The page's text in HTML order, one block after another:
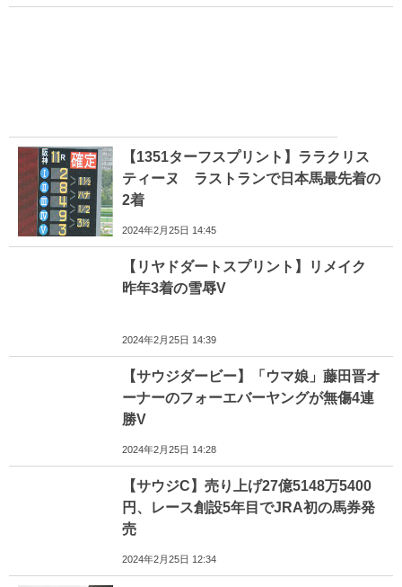
【1351ターフスプリント】ララクリス
ティーヌ ラストランで日本馬最先着の
2着
2024年2月25日 14:45
【リヤドダートスプリント】リメイク
昨年3着の雪辱V
2024年2月25日 14:39
【サウジダービー】「ウマ娘」藤田晋オ
ーナーのフォーエバーヤングが無傷4連
勝V
2024年2月25日 14:28
【サウジC】売り上げ27億5148万5400
円、レース創設5年目でJRA初の馬券発
売
2024年2月25日 12:34